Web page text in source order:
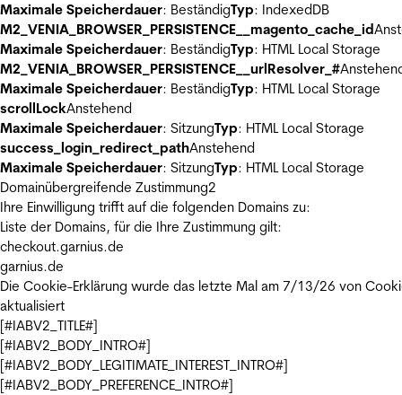
Maximale Speicherdauer: BeständigTyp: IndexedDB
M2_VENIA_BROWSER_PERSISTENCE__magento_cache_id
Maximale Speicherdauer: BeständigTyp: HTML Local Storage
M2_VENIA_BROWSER_PERSISTENCE__urlResolver_#
Maximale Speicherdauer: BeständigTyp: HTML Local Storage
scrollLockAnstehend
Maximale Speicherdauer: SitzungTyp: HTML Local Storage
success_login_redirect_pathAnstehend
Maximale Speicherdauer: SitzungTyp: HTML Local Storage
Domainübergreifende Zustimmung2
Ihre Einwilligung trifft auf die folgenden Domains zu:
Liste der Domains, für die Ihre Zustimmung gilt:
checkout.garnius.de
garnius.de
Die Cookie-Erklärung wurde das letzte Mal am 7/13/26 von
aktualisiert
[#IABV2_TITLE#]
[#IABV2_BODY_INTRO#]
[#IABV2_BODY_LEGITIMATE_INTEREST_INTRO#]
[#IABV2_BODY_PREFERENCE_INTRO#]